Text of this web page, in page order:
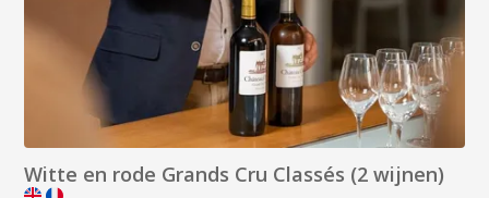
Witte en rode Grands Cru Classés (2 wijnen)